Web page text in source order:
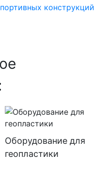
конструкций
Оборудование для
геопластики